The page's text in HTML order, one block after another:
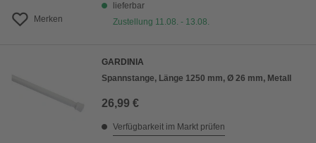
Merken
lieferbar
Zustellung 11.08. - 13.08.
GARDINIA
Spannstange, Länge 1250 mm, Ø 26 mm, Metall
26,99 €
Verfügbarkeit im Markt prüfen